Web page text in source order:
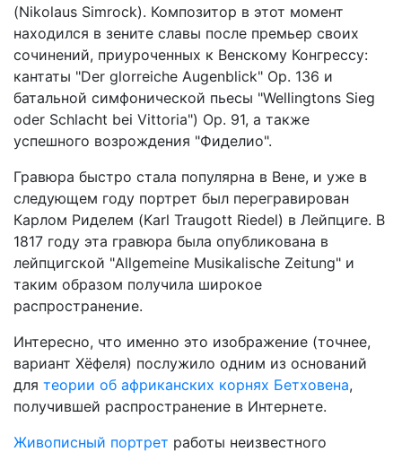
(Nikolaus Simrock). Композитор в этот момент
находился в зените славы после премьер своих
сочинений, приуроченных к Венскому Конгрессу:
кантаты "Der glorreiche Augenblick" Op. 136 и
батальной симфонической пьесы "Wellingtons Sieg
oder Schlacht bei Vittoria") Op. 91, а также
успешного возрождения "Фиделио".
Гравюра быстро стала популярна в Вене, и уже в
следующем году портрет был перегравирован
Карлом Риделем (Karl Traugott Riedel) в Лейпциге. В
1817 году эта гравюра была опубликована в
лейпцигской "Allgemeine Musikalische Zeitung" и
таким образом получила широкое
распространение.
Интересно, что именно это изображение (точнее,
вариант Хёфеля) послужило одним из оснований
для теории об африканских корнях Бетховена,
получившей распространение в Интернете.
Живописный портрет работы неизвестного